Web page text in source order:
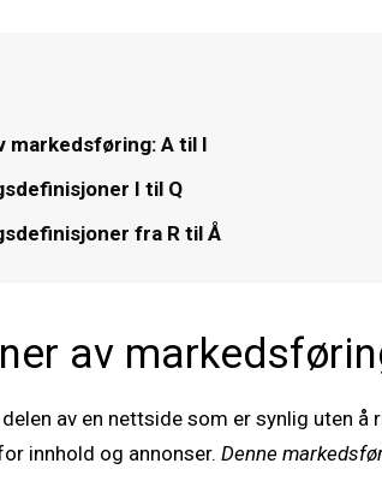
markedsføring: A til I
I til Q
fra R til Å
av
delen av en nettside som er synlig uten
innhold og annonser. Denne